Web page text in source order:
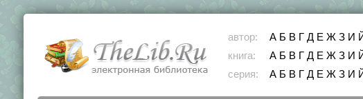
автор: А Б В Г Д Е Ж З И
книга:
А Б В Г Д Е Ж З И
серия:
А Б В Г Д Е Ж З И